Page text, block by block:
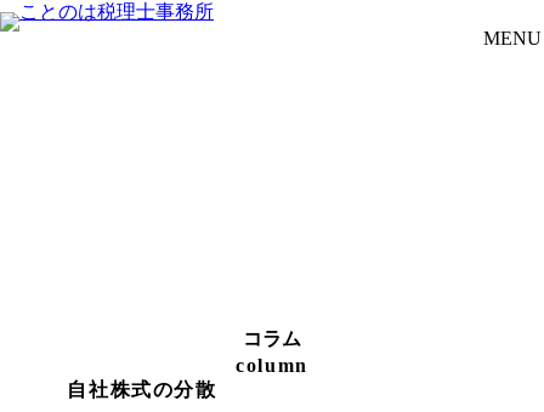
MENU
コラム
自社株式の分散